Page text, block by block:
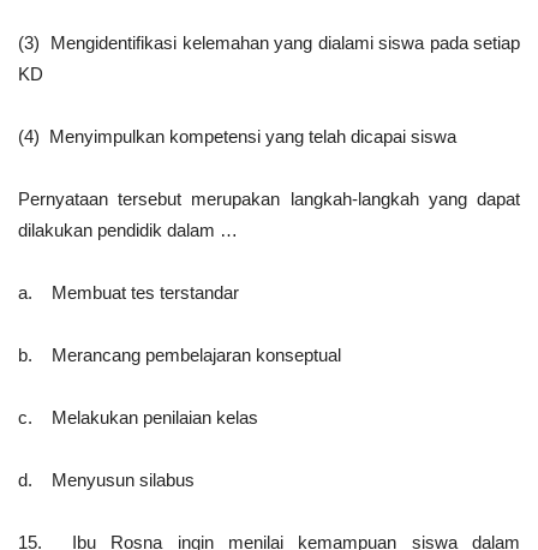
(3) Mengidentifikasi kelemahan yang dialami siswa pada setiap
KD
(4) Menyimpulkan kompetensi yang telah dicapai siswa
Pernyataan tersebut merupakan langkah-langkah yang dapat
dilakukan pendidik dalam …
a. Membuat tes terstandar
b. Merancang pembelajaran konseptual
c. Melakukan penilaian kelas
d. Menyusun silabus
15. Ibu Rosna ingin menilai kemampuan siswa dalam